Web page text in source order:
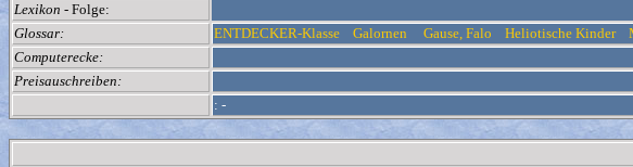
Lexikon - Folge:
Glossar:
ENTDECKER-Klasse Galornen Gause, Falo Heliotische Kinder
Computerecke:
Preisauschreiben:
: -